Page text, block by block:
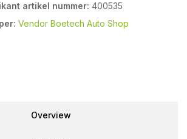
artikel nummer: 400535
Vendor Boetech Auto Shop
Overview